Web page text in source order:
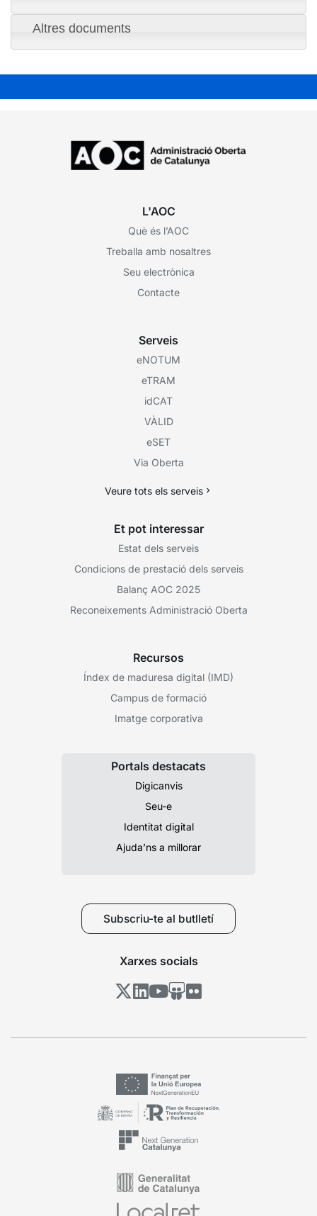
Altres documents
L'AOC
Què és l’AOC
Treballa amb nosaltres
Seu electrònica
Contacte
Serveis
eNOTUM
eTRAM
idCAT
VÀLID
eSET
Via Oberta
Veure tots els serveis
Et pot interessar
Estat dels serveis
Condicions de prestació dels serveis
Balanç AOC 2025
Reconeixements Administració Oberta
Recursos
Índex de maduresa digital (IMD)
Campus de formació
Imatge corporativa
Portals destacats
Digicanvis
Seu-e
Identitat digital
Ajuda’ns a millorar
Subscriu-te al butlletí
Xarxes socials